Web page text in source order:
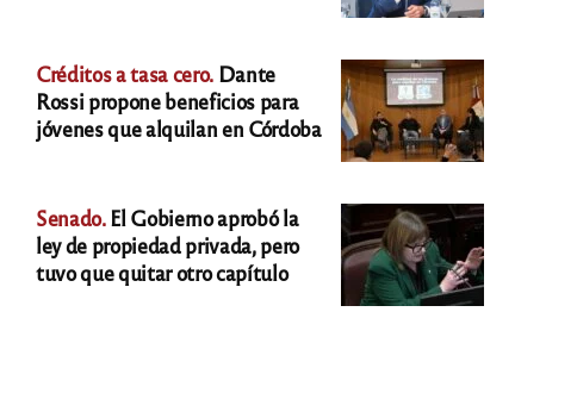
Créditos a tasa cero. Dante
Rossi propone beneficios para
jóvenes que alquilan en Córdoba
Senado.El Gobierno aprobó la
ley de propiedad privada, pero
tuvo que quitar otro capítulo